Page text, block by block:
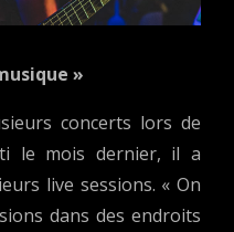
»
concerts lors de
le mois dernier, il a
live sessions. « On
dans des endroits